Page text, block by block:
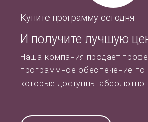
Купите программу сегодня
И получите лучшую
Наша компания продает
программное обеспечение по
которые доступны абсолютно